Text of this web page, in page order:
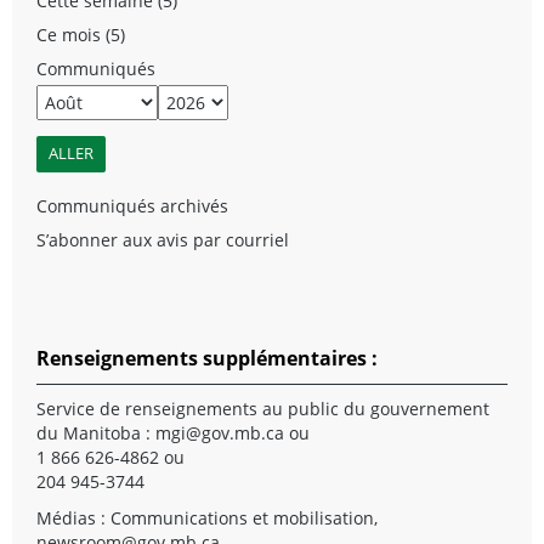
Ce mois (5)
Communiqués
Communiqués archivés
S’abonner aux avis par courriel
Renseignements supplémentaires :
Service de renseignements au public du gouvernement
du Manitoba : mgi@gov.mb.ca ou
1 866 626-4862 ou
204 945-3744
Médias : Communications et mobilisation,